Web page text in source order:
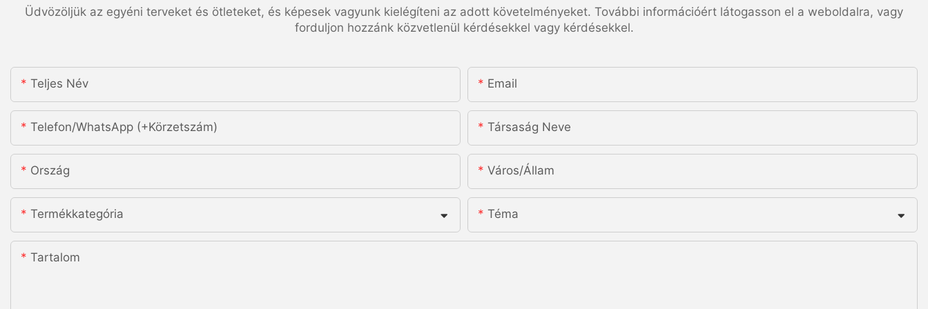
Üdvözöljük az egyéni terveket és ötleteket, és képesek vagyunk kielégíteni az adott követelményeket. További információért látogasson el a weboldalra, vagy
forduljon hozzánk közvetlenül kérdésekkel vagy kérdésekkel.
Teljes Név Email
Telefon/WhatsApp (+körzetszám) Társaság Neve
Ország Város/állam
Termékkategória Téma
Tartalom